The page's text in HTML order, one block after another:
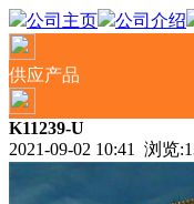
公司主页 公司介绍
供应产品
K11239-U
2021-09-02 10:41 浏览: